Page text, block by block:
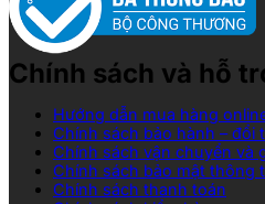
Chính sách và hỗ
Hướng dẫn mua hàng
Chính sách bảo hành – đổi
Chính sách vận chuyển và
Chính sách bảo mật thông
Chính sách thanh toán